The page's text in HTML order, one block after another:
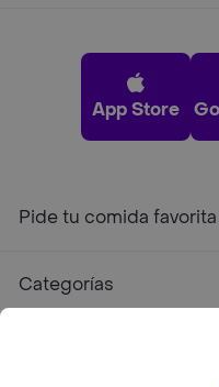
App Store
Pide tu comida
Categorías